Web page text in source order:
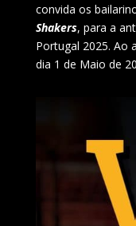
convida os
Shakers, para a
Portugal 2025. Ao
dia 1 de Maio de